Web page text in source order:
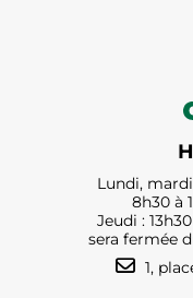
Lundi,
8h30 à
Jeudi :
sera fermée
1,